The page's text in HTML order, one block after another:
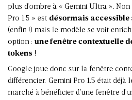
plus d’ombre à « Gemini Ultra ».
Pro 1.5 » est désormais accessible
(enfin !) mais le modèle se voit
option : une fenêtre contextuelle
tokens !
Google joue donc sur la fenêtre
différencier. Gemini Pro 1.5 était déjà
marché à bénéficier d’une fenêtre